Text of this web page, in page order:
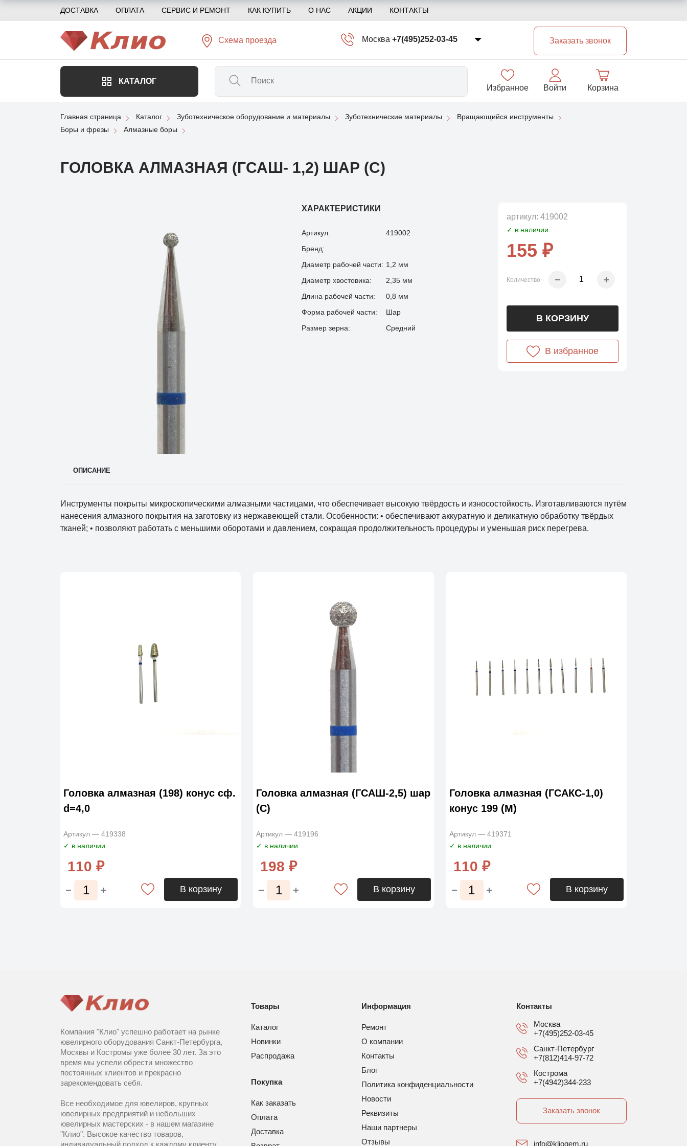
ДОСТАВКА ОПЛАТА СЕРВИС И РЕМОНТ КАК КУПИТЬ О НАС АКЦИИ КОНТАКТЫ
Схема проезда Москва +7(495)252-03-45
Заказать звонок
КАТАЛОГ
Избранное Войти Корзина
Главная страница Каталог Зуботехническое оборудование и материалы Зуботехнические материалы
Вращающийся инструменты
Боры и фрезы
Алмазные боры
ГОЛОВКА АЛМАЗНАЯ (ГСАШ- 1,2) ШАР (С)
ХАРАКТЕРИСТИКИ
Артикул:
419002
Бренд:
Диаметр рабочей части: 1,2 мм
Диаметр хвостовика:
2,35 мм
Длина рабочей части:
0,8 мм
Форма рабочей части:
Шар
Размер зерна:
Средний
артикул: 419002
✓ в наличии
155 ₽
Количество
В КОРЗИНУ
В избранное
ОПИСАНИЕ
Инструменты покрыты микроскопическими алмазными частицами, что обеспечивает высокую твёрдость и износостойкость. Изготавливаются путём
нанесения алмазного покрытия на заготовку из нержавеющей стали. Особенности: • обеспечивают аккуратную и деликатную обработку твёрдых
тканей; • позволяют работать с меньшими оборотами и давлением, сокращая продолжительность процедуры и уменьшая риск перегрева.
Головка алмазная (198) конус сф.
d=4,0
Артикул — 419338
✓ в наличии
110 ₽
В корзину
Головка алмазная (ГСАШ-2,5) шар
(С)
Артикул — 419196
✓ в наличии
198 ₽
В корзину
Головка алмазная (ГСАКС-1,0)
конус 199 (М)
Артикул — 419371
✓ в наличии
110 ₽
В корзину
Компания "Клио" успешно работает на рынке
ювелирного оборудования Санкт-Петербурга,
Москвы и Костромы уже более 30 лет. За это
время мы успели обрести множество
постоянных клиентов и прекрасно
зарекомендовать себя.
Все необходимое для ювелиров, крупных
ювелирных предприятий и небольших
ювелирных мастерских - в нашем магазине
"Клио". Высокое качество товаров,
индивидуальный подход к каждому клиенту,
Товары
Каталог
Новинки
Распродажа
Покупка
Как заказать
Оплата
Доставка
Информация
Ремонт
О компании
Контакты
Блог
Политика конфиденциальности
Новости
Реквизиты
Наши партнеры
Отзывы
Контакты
Москва
+7(495)252-03-45
Санкт-Петербург
+7(812)414-97-72
Кострома
+7(4942)344-233
Заказать звонок
info@kliogem.ru